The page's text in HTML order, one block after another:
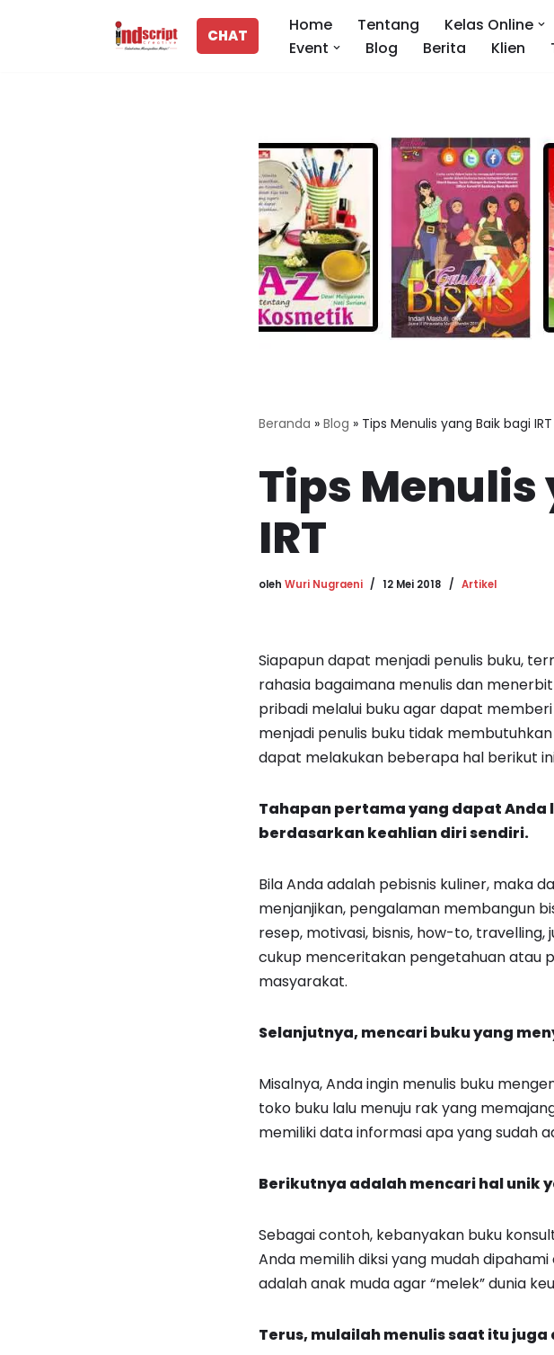
CHAT
Home Tentang Kelas Online
Event
Blog Berita Klien
Beranda » Blog » Tips Menulis yang Baik bagi IRT
Tips
IRT
oleh Wuri Nugraeni 12 Mei 2018 Artikel
Siapapun dapat menjadi penulis buku,
rahasia bagaimana menulis dan
pribadi melalui buku agar dapat
menjadi penulis buku tidak
dapat melakukan beberapa hal berikut
Tahapan pertama yang dapat
berdasarkan keahlian diri sendiri.
Bila Anda adalah pebisnis kuliner, maka
menjanjikan, pengalaman membangun
resep, motivasi, bisnis, how-to,
cukup menceritakan pengetahuan atau
masyarakat.
Selanjutnya, mencari buku yang
Misalnya, Anda ingin menulis buku
toko buku lalu menuju rak yang
memiliki data informasi apa yang sudah
Berikutnya adalah mencari hal unik
Sebagai contoh, kebanyakan buku
Anda memilih diksi yang mudah
adalah anak muda agar “melek” dunia
Terus, mulailah menulis saat itu juga